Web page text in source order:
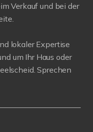
Verkauf und bei der
lokaler Expertise
um Ihr Haus oder
Sprechen